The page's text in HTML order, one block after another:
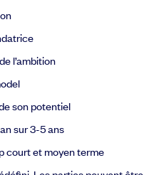
l’ambition
son potentiel
sur 3-5 ans
court et moyen terme